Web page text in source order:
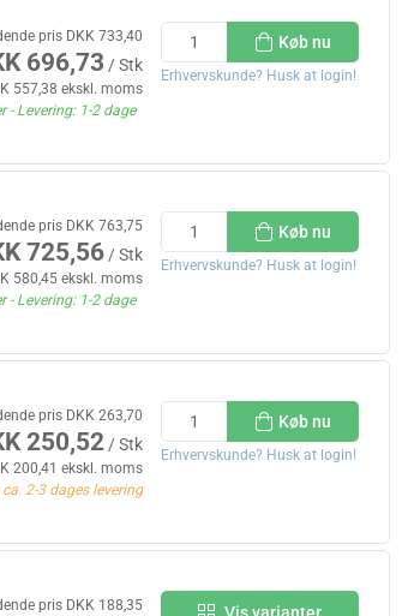
pris DKK 733,40
696,73 / Stk
557,38 ekskl. moms
- Levering: 1-2 dage
Køb nu
Erhvervskunde? Husk at login!
pris DKK 763,75
725,56 / Stk
580,45 ekskl. moms
- Levering: 1-2 dage
Køb nu
Erhvervskunde? Husk at login!
pris DKK 263,70
250,52 / Stk
200,41 ekskl. moms
ca. 2-3 dages levering
Køb nu
Erhvervskunde? Husk at login!
pris DKK 188,35
Vis varianter